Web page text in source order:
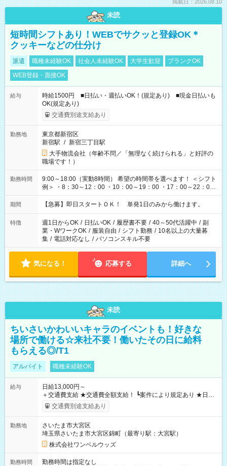
掲載日：2026.08.10
未読
短時間シフトあり！WEBでサクッと登録OK＊
クッキーなどの仕分け
派遣 職種未経験OK 社会人未経験OK 大学生歓迎
ブランクOK
WEB登録・面接OK
給与
時給1500円 ■日払い・週払いOK！(規定あり) ■現金日払いも
OK(規定あり)
交通費別途支給あり
勤務地
東京都新宿区
新宿駅 / 新宿三丁目駅
大手物流会社（年齢不問／「無理なく続けられる」と好評の
職場です！）
勤務時間
9:00～18:00（実動8時間） 希望の時間帯を選べます！ ＜シフト
例＞ ・8：30～12：00 ・10：00～19：00 ・17：00～22：00
・13：00～22：00 ・22：00～翌6：00 など
期間 【急募】即日スタートＯＫ！ 単発1日のみから働けます。
特徴 週1日からOK / 日払いOK / 履歴書不要 / 40～50代活躍中 / 副
業・WワークOK / 服装自由 / シフト勤務 / 10名以上の大量募
集 / 電話対応なし / パソコンスキル不要
気になる！ 応募する 詳細へ
未読
ちいさいかわいいキャラのイベントも！好きな
場所で働ける☆来社不要！働いたその日に給料
もらえる◎/T1
アルバイト 職種未経験OK
給与
日給13,000円～
＋交通費支給 ★交通費全額支給！ ┗案件により規定あり ★日払
いOK！（規定あり） ┗働いたその日に現金GET♪ お仕事後はコ
ンビニATMから 日払い分を引き落とせます！ 【試用期間】試
交通費別途支給あり
勤務地
さいたま市大宮区
埼玉県さいたま市大宮区錦町（最寄り駅：大宮駅）
株式会社ワンベルウッズ
勤務時間
勤務時間は指定なし